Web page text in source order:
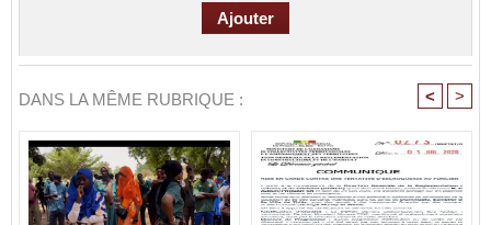
DANS LA MÊME RUBRIQUE : < >